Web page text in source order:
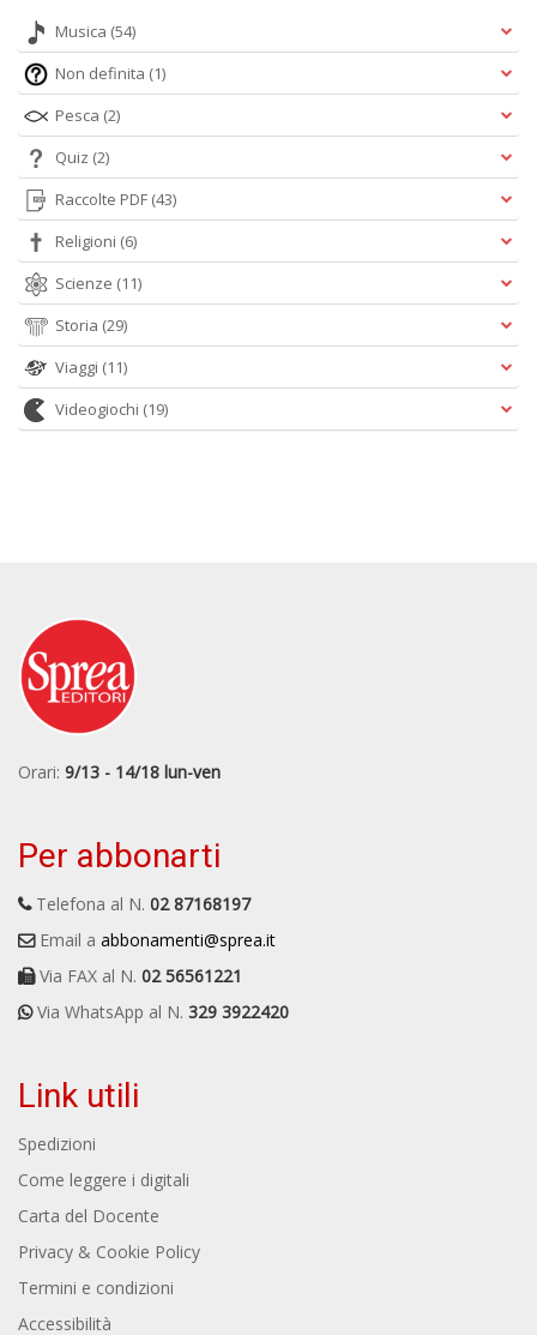
Musica (54)
Non definita (1)
Pesca (2)
Quiz (2)
Raccolte PDF (43)
Religioni (6)
Scienze (11)
Storia (29)
Viaggi (11)
Videogiochi (19)
Orari: 9/13 - 14/18 lun-ven
Per abbonarti
Telefona al N. 02 87168197
Email a abbonamenti@sprea.it
Via FAX al N. 02 56561221
Via WhatsApp al N. 329 3922420
Link utili
Spedizioni
Come leggere i digitali
Carta del Docente
Privacy & Cookie Policy
Termini e condizioni
Accessibilità